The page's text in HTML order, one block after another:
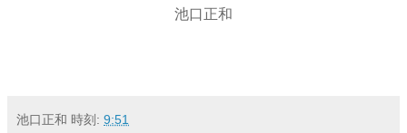
池口正和
池口正和 時刻: 9:51